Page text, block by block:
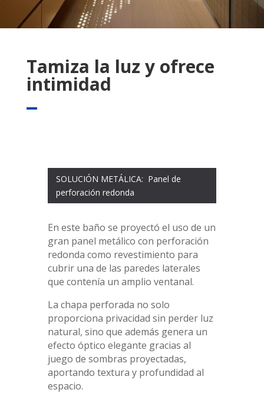
Tamiza la luz y ofrece
intimidad
SOLUCIÓN METÁLICA: Panel de
perforación redonda
En este baño se proyectó el uso de un
gran panel metálico con perforación
redonda como revestimiento para
cubrir una de las paredes laterales
que contenía un amplio ventanal.
La chapa perforada no solo
proporciona privacidad sin perder luz
natural, sino que además genera un
efecto óptico elegante gracias al
juego de sombras proyectadas,
aportando textura y profundidad al
espacio.